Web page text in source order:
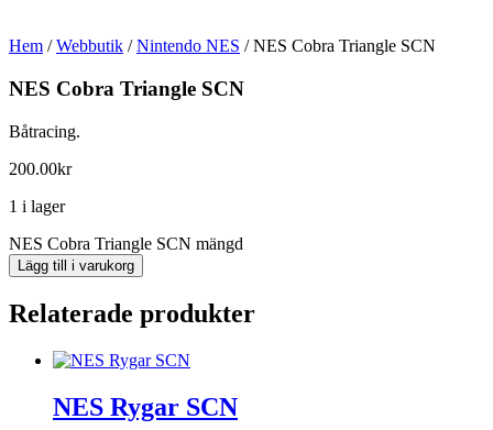
Hem /Webbutik /Nintendo NES / NES Cobra Triangle SCN
NES Cobra Triangle SCN
Båtracing.
200.00kr
1 i lager
NES Cobra Triangle SCN mängd
Lägg till i varukorg
Relaterade produkter
NES Rygar SCN